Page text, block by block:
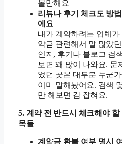
볼만해요.
리뷰나 후기 체크도 방법
에요
내가 계약하려는 업체가
약금 관련해서 말 많았
인지, 후기나 블로그 검
보면 꽤 많이 나와요. 문
었던 곳은 대부분 누군
이미 말해놨어요. 검색
만 해보면 감 잡혀요.
5. 계약 전 반드시 체크해야 할
목들
계약금 환불 여부 명시